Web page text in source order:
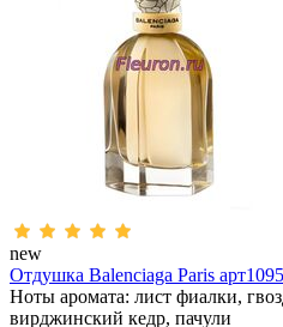
new
Отдушка Balenciaga Paris
Ноты аромата: лист фиалки,
вирджинский кедр, пачули